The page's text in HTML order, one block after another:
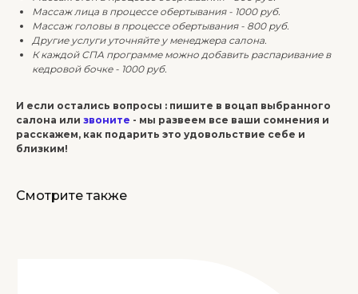
Массаж лица в процессе обертывания - 1000 руб.
Массаж головы в процессе обертывания - 800 руб.
Другие услуги уточняйте у менеджера салона.
К каждой СПА программе можно добавить распаривание в
кедровой бочке - 1000 руб.
И если остались вопросы : пишите в воцап выбранного
салона или звоните - мы развеем все ваши сомнения и
расскажем, как подарить это удовольствие себе и
близким!
Смотрите также